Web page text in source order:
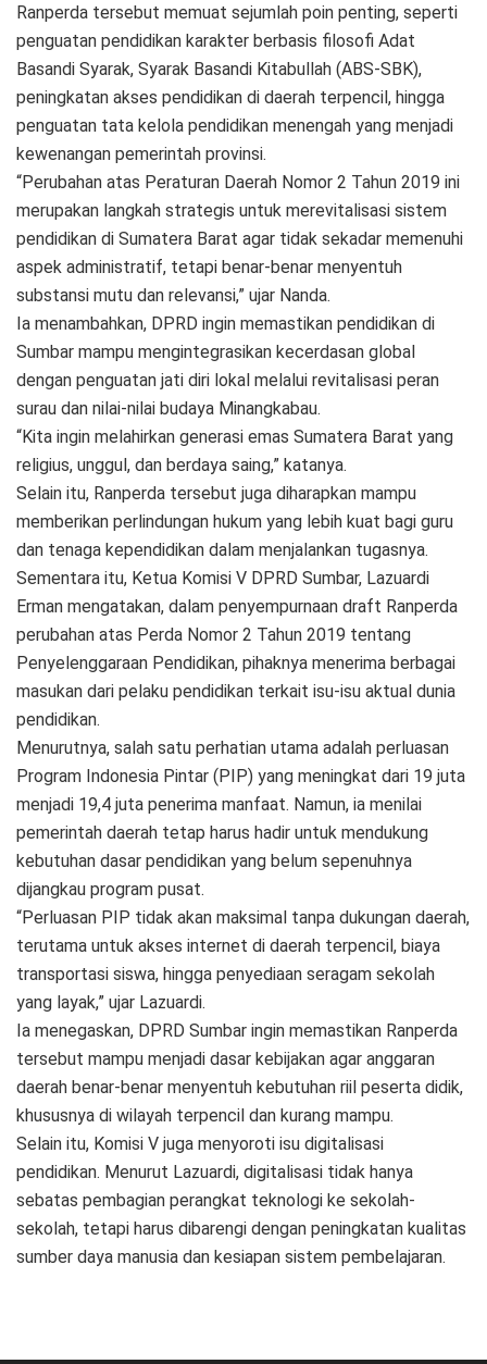
Ranperda tersebut memuat sejumlah poin penting, seperti
penguatan pendidikan karakter berbasis filosofi Adat
Basandi Syarak, Syarak Basandi Kitabullah (ABS-SBK),
peningkatan akses pendidikan di daerah terpencil, hingga
penguatan tata kelola pendidikan menengah yang menjadi
kewenangan pemerintah provinsi.
“Perubahan atas Peraturan Daerah Nomor 2 Tahun 2019 ini
merupakan langkah strategis untuk merevitalisasi sistem
pendidikan di Sumatera Barat agar tidak sekadar memenuhi
aspek administratif, tetapi benar-benar menyentuh
substansi mutu dan relevansi,” ujar Nanda.
Ia menambahkan, DPRD ingin memastikan pendidikan di
Sumbar mampu mengintegrasikan kecerdasan global
dengan penguatan jati diri lokal melalui revitalisasi peran
surau dan nilai-nilai budaya Minangkabau.
“Kita ingin melahirkan generasi emas Sumatera Barat yang
religius, unggul, dan berdaya saing,” katanya.
Selain itu, Ranperda tersebut juga diharapkan mampu
memberikan perlindungan hukum yang lebih kuat bagi guru
dan tenaga kependidikan dalam menjalankan tugasnya.
Sementara itu, Ketua Komisi V DPRD Sumbar, Lazuardi
Erman mengatakan, dalam penyempurnaan draft Ranperda
perubahan atas Perda Nomor 2 Tahun 2019 tentang
Penyelenggaraan Pendidikan, pihaknya menerima berbagai
masukan dari pelaku pendidikan terkait isu-isu aktual dunia
pendidikan.
Menurutnya, salah satu perhatian utama adalah perluasan
Program Indonesia Pintar (PIP) yang meningkat dari 19 juta
menjadi 19,4 juta penerima manfaat. Namun, ia menilai
pemerintah daerah tetap harus hadir untuk mendukung
kebutuhan dasar pendidikan yang belum sepenuhnya
dijangkau program pusat.
“Perluasan PIP tidak akan maksimal tanpa dukungan daerah,
terutama untuk akses internet di daerah terpencil, biaya
transportasi siswa, hingga penyediaan seragam sekolah
yang layak,” ujar Lazuardi.
Ia menegaskan, DPRD Sumbar ingin memastikan Ranperda
tersebut mampu menjadi dasar kebijakan agar anggaran
daerah benar-benar menyentuh kebutuhan riil peserta didik,
khususnya di wilayah terpencil dan kurang mampu.
Selain itu, Komisi V juga menyoroti isu digitalisasi
pendidikan. Menurut Lazuardi, digitalisasi tidak hanya
sebatas pembagian perangkat teknologi ke sekolah-
sekolah, tetapi harus dibarengi dengan peningkatan kualitas
sumber daya manusia dan kesiapan sistem pembelajaran.